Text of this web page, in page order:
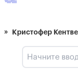
Кристофер